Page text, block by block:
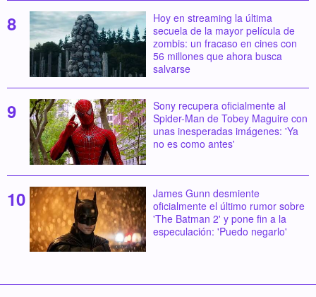
Hoy en streaming la última
secuela de la mayor película de
zombis: un fracaso en cines con
56 millones que ahora busca
salvarse
Sony recupera oficialmente al
Spider-Man de Tobey Maguire con
unas inesperadas imágenes: 'Ya
no es como antes'
James Gunn desmiente
oficialmente el último rumor sobre
'The Batman 2' y pone fin a la
especulación: 'Puedo negarlo'